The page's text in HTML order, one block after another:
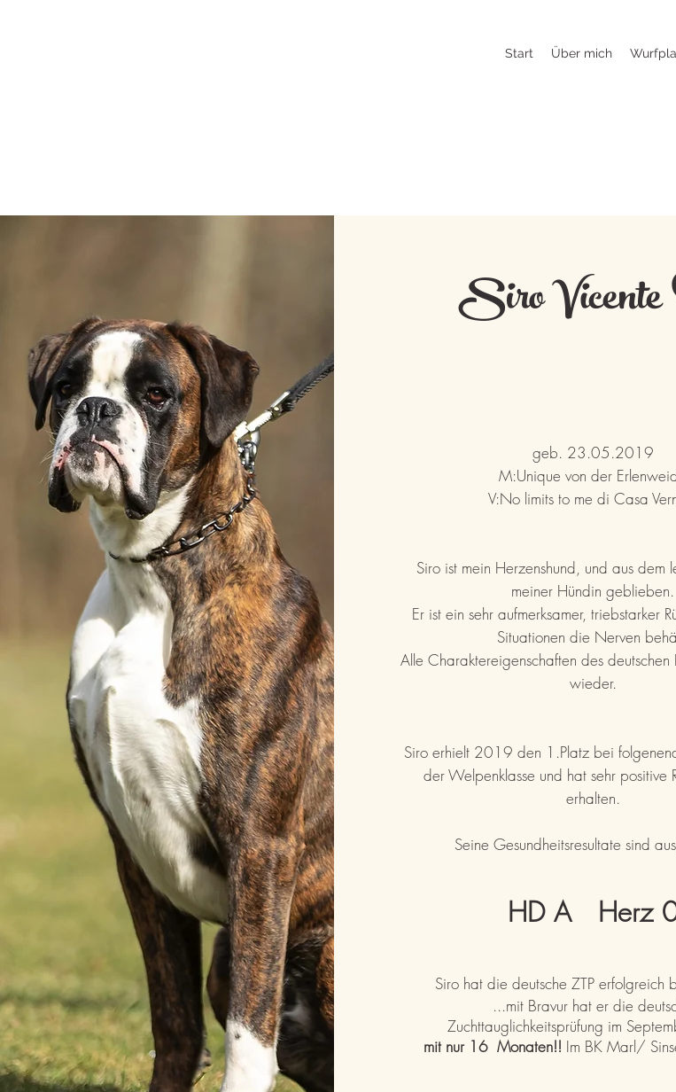
Start Über mich
Siro
geb. 23.05.2019
M:Unique von der
V:No limits to me di Casa
Siro ist mein Herzenshund, und aus dem
meiner Hündin geblieben.
Er ist ein sehr aufmerksamer, triebstarker
Situationen die Nerven
Alle Charaktereigenschaften des
wieder.
Siro erhielt 2019 den 1.Platz bei
der Welpenklasse und hat sehr positive
erhalten.
Seine Gesundheitsresultate sind
HD A Herz
Siro hat die deutsche ZTP erfolgreich
...mit Bravur hat er die
Zuchttauglichkeitsprüfung im
mit nur 16 Monaten!! Im BK Marl/